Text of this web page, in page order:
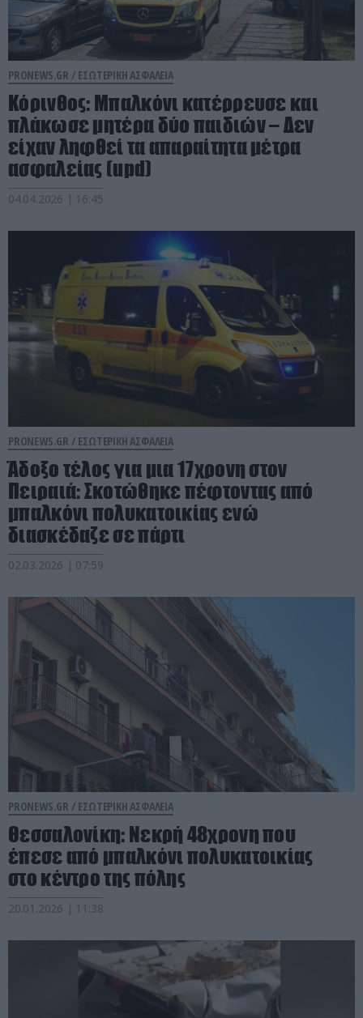
PRONEWS.GR / ΕΣΩΤΕΡΙΚΗ ΑΣΦΑΛΕΙΑ
Κόρινθος: Μπαλκόνι κατέρρευσε και
πλάκωσε μητέρα δύο παιδιών – Δεν
είχαν ληφθεί τα απαραίτητα μέτρα
ασφαλείας (upd)
04.04.2026 | 16:45
PRONEWS.GR / ΕΣΩΤΕΡΙΚΗ ΑΣΦΑΛΕΙΑ
Άδοξο τέλος για μια 17χρονη στον
Πειραιά: Σκοτώθηκε πέφτοντας από
μπαλκόνι πολυκατοικίας ενώ
διασκέδαζε σε πάρτι
02.03.2026 | 07:59
PRONEWS.GR / ΕΣΩΤΕΡΙΚΗ ΑΣΦΑΛΕΙΑ
Θεσσαλονίκη: Νεκρή 48χρονη που
έπεσε από μπαλκόνι πολυκατοικίας
στο κέντρο της πόλης
20.01.2026 | 11:38